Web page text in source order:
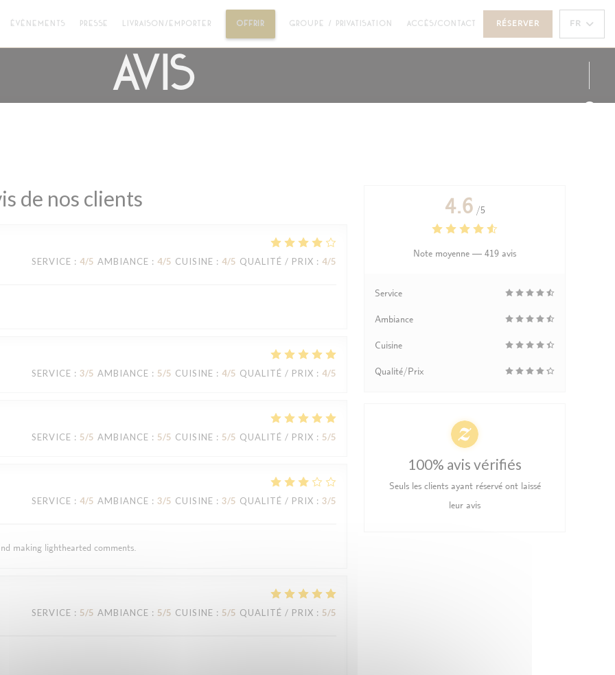
ÉVÈNEMENTS PRESSE LIVRAISON/EMPORTER OFFRIR ((OUVRE UNE NOUVELLE FENÊTRE))
GROUPE / PRIVATISATION ((OUVRE UNE NOUVELLE FENÊTRE))
ACCÈS/CONTACT RÉSERVER FR
Avis
de nos clients
SERVICE : 4/5 AMBIANCE : 4/5 CUISINE : 4/5 QUALITÉ / PRIX : 4/5
SERVICE : 3/5 AMBIANCE : 5/5 CUISINE : 4/5 QUALITÉ / PRIX : 4/5
SERVICE : 5/5 AMBIANCE : 5/5 CUISINE : 5/5 QUALITÉ / PRIX : 5/5
SERVICE : 4/5 AMBIANCE : 3/5 CUISINE : 3/5 QUALITÉ / PRIX : 3/5
making lighthearted comments.
SERVICE : 5/5 AMBIANCE : 5/5 CUISINE : 5/5 QUALITÉ / PRIX : 5/5
4.6 /5
Note moyenne — 419 avis
Service
Ambiance
Cuisine
Qualité/Prix
100% avis vérifiés
Seuls les clients ayant réservé ont laissé
leur avis